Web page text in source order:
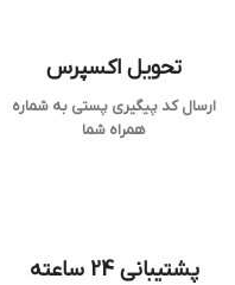
تحویل اکسپرس
ارسال کد پیگیری پستی به شماره
همراه شما
پشتیبانی 24 ساعته